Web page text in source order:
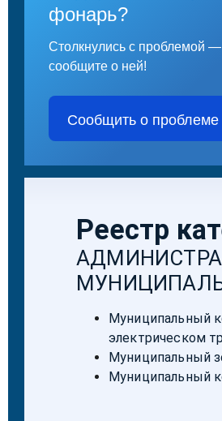
фонарь?
Столкнулись с проблемой —
сообщите о ней!
Сообщить о проблеме